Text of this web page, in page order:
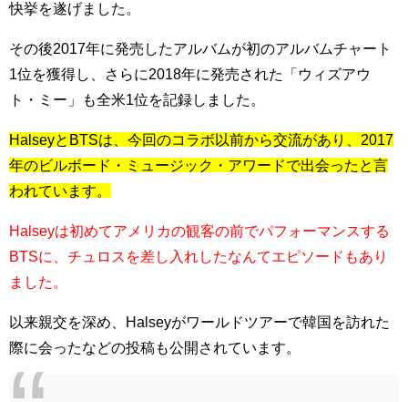
快挙を遂げました。
その後2017年に発売したアルバムが初のアルバムチャート
1位を獲得し、さらに2018年に発売された「ウィズアウ
ト・ミー」も全米1位を記録しました。
HalseyとBTSは、今回のコラボ以前から交流があり、2017
年のビルボード・ミュージック・アワードで出会ったと言
われています。
Halseyは初めてアメリカの観客の前でパフォーマンスする
BTSに、チュロスを差し入れしたなんてエピソードもあり
ました。
以来親交を深め、Halseyがワールドツアーで韓国を訪れた
際に会ったなどの投稿も公開されています。